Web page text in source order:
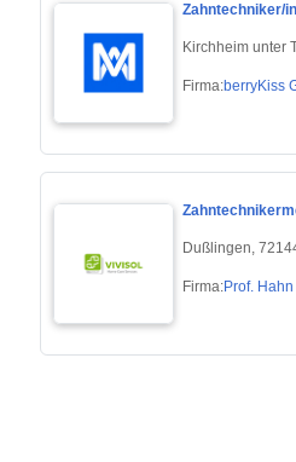
Zahntechniker/
Kirchheim unter
Firma:berryKiss
Dußlingen,
Firma:Prof.